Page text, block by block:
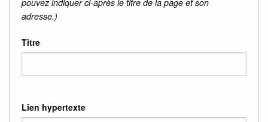
adresse.)
Titre
Lien hypertexte